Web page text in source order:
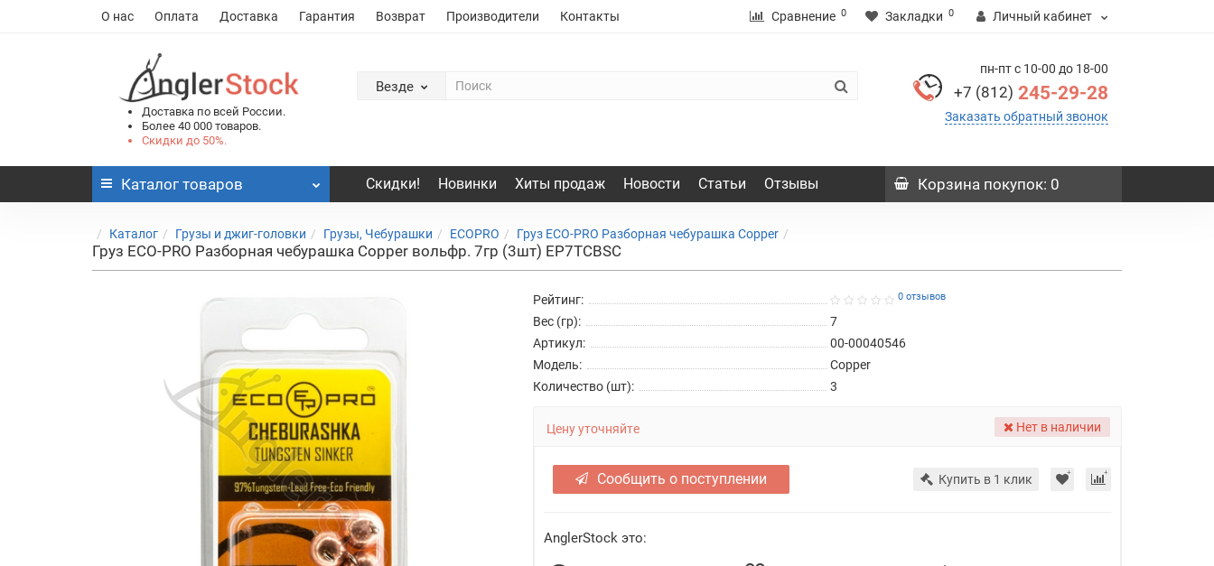
О нас Оплата Доставка Гарантия Возврат Производители Контакты Сравнение 0 Закладки 0 Личный кабинет
Доставка по всей России.
Более 40 000 товаров.
Скидки до 50%.
Везде
пн-пт с 10-00 до 18-00
+7 (812) 245-29-28
Заказать обратный звонок
Каталог товаров Скидки! Новинки Хиты продаж Новости Статьи Отзывы Корзина покупок: 0
Каталог Грузы и джиг-головки Грузы, Чебурашки ECOPRO Груз ECO-PRO Разборная чебурашка Copper
Груз ECO-PRO Разборная чебурашка Copper вольфр. 7гр (3шт) EP7TCBSC
Рейтинг: 0 отзывов
Вес (гр):
7
Артикул:
00-00040546
Модель:
Copper
Количество (шт):
3
Цену уточняйте Нет в наличии
Сообщить о поступлении Купить в 1 клик
AnglerStock это: